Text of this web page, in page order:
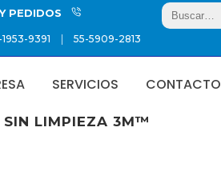
PEDIDOS
9391 | 55-5909-2813
SERVICIOS CONTACTO
SIN LIMPIEZA 3M™